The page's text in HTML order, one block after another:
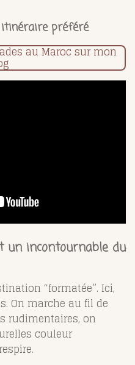
préféré
au Maroc sur mon
un incontournable du
“formatée”. Ici,
On marche au fil de
rudimentaires, on
couleur